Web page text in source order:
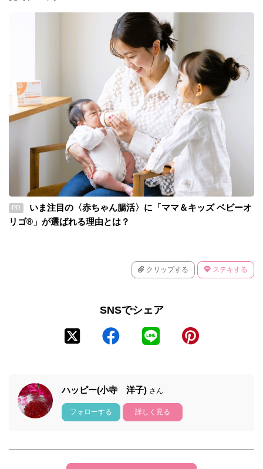
PR
いま注目の〈赤ちゃん腸活〉に「ママ＆キッズ ベビーオ
リゴ®」が選ばれる理由とは？
クリップする ステキする
SNSでシェア
ハッピー(小寺 洋子) さん
フォローする 詳しく見る